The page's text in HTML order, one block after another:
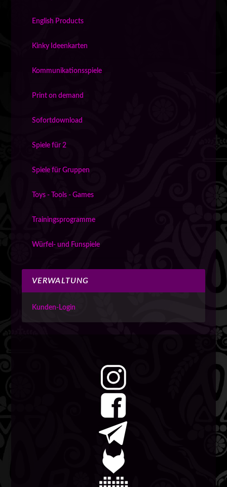
English Products
Kinky Ideenkarten
Kommunikationsspiele
Print on demand
Sofortdownload
Spiele für 2
Spiele für Gruppen
Toys - Tools - Games
Trainingsprogramme
Würfel- und Funspiele
VERWALTUNG
Kunden-Login